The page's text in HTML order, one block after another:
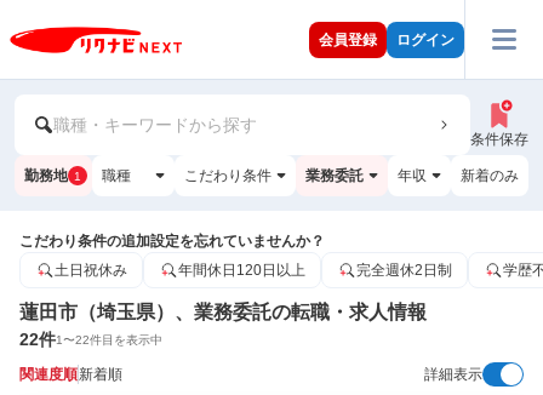
会員登録 ログイン
職種・キーワードから探す
条件保存
勤務地 1 職種 こだわり条件 業務委託 年収 新着のみ
こだわり条件の追加設定を忘れていませんか？
土日祝休み
年間休日120日以上 完全週休2日制 学歴
蓮田市（埼玉県）、業務委託の転職・求人情報
22件1〜22件目を表示中
関連度順新着順 詳細表示